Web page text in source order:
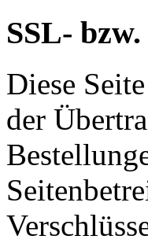
SSL-
Diese
der